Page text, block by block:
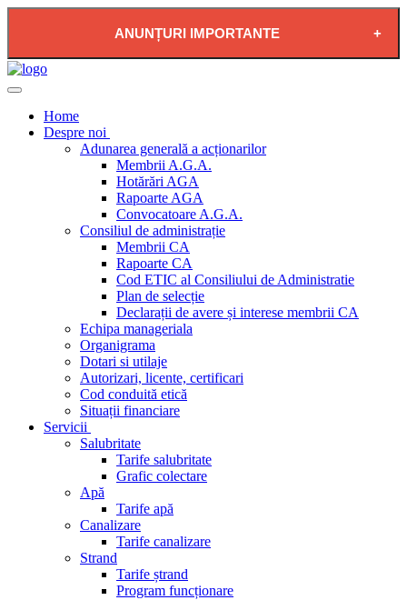
ANUNȚURI IMPORTANTE
NEAGRĂ
Home
Despre noi
Adunarea generală a acționarilor
Membrii A.G.A.
Hotărări AGA
Rapoarte AGA
Convocatoare A.G.A.
Consiliul de administrație
Membrii CA
Rapoarte CA
Cod ETIC al Consiliului de Administratie
Plan de selecție
Declarații de avere și interese membrii CA
Echipa manageriala
Organigrama
Dotari si utilaje
Autorizari, licente, certificari
Cod conduită etică
Situații financiare
Servicii
Salubritate
Tarife salubritate
Grafic colectare
Apă
Tarife apă
Canalizare
Tarife canalizare
Strand
Tarife ștrand
Program funcționare